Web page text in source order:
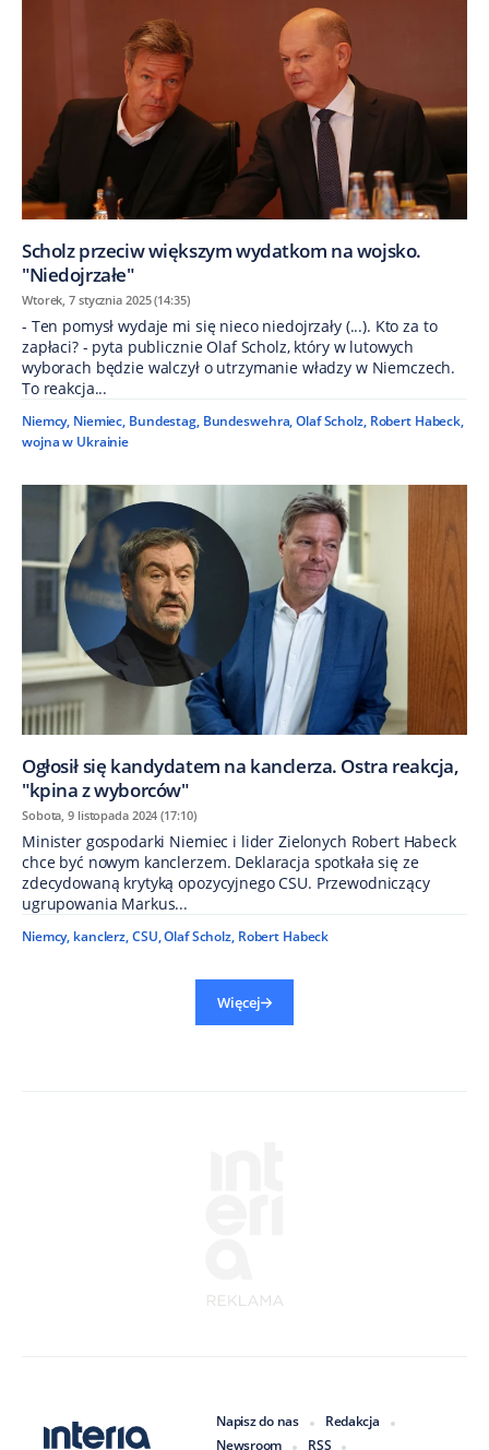
Scholz przeciw większym wydatkom na wojsko.
"Niedojrzałe"
Wtorek, 7 stycznia 2025 (14:35)
- Ten pomysł wydaje mi się nieco niedojrzały (...). Kto za to
zapłaci? - pyta publicznie Olaf Scholz, który w lutowych
wyborach będzie walczył o utrzymanie władzy w Niemczech.
To reakcja...
Niemcy, Niemiec, Bundestag, Bundeswehra,Olaf Scholz, Robert Habeck,
wojna w Ukrainie
Ogłosił się kandydatem na kanclerza. Ostra reakcja,
"kpina z wyborców"
Sobota, 9 listopada 2024 (17:10)
Minister gospodarki Niemiec i lider Zielonych Robert Habeck
chce być nowym kanclerzem. Deklaracja spotkała się ze
zdecydowaną krytyką opozycyjnego CSU. Przewodniczący
ugrupowania Markus...
Niemcy, kanclerz,CSU,Olaf Scholz, Robert Habeck
Więcej
Napisz do nas
Redakcja
Newsroom
RSS